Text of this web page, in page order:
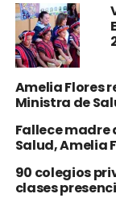
Amelia Flores
Ministra de
Fallece madre
Salud, Amelia
90 colegios
clases